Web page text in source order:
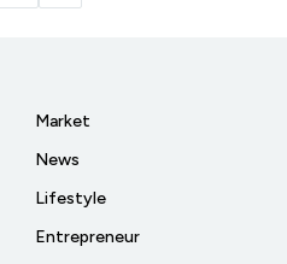
Market
News
Lifestyle
Entrepreneur